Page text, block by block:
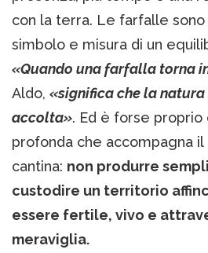
con la terra. Le farfalle
simbolo e misura di un
«Quando una farfalla torna
Aldo, «significa che la natura
accolta». Ed è forse proprio
profonda che accompagna
cantina: non produrre
custodire un territorio
essere fertile, vivo e
meraviglia.